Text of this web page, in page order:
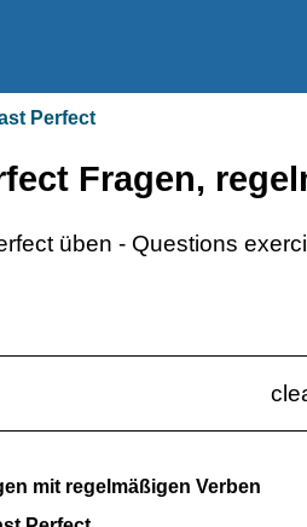
Perfect
Fragen,
üben - Questions